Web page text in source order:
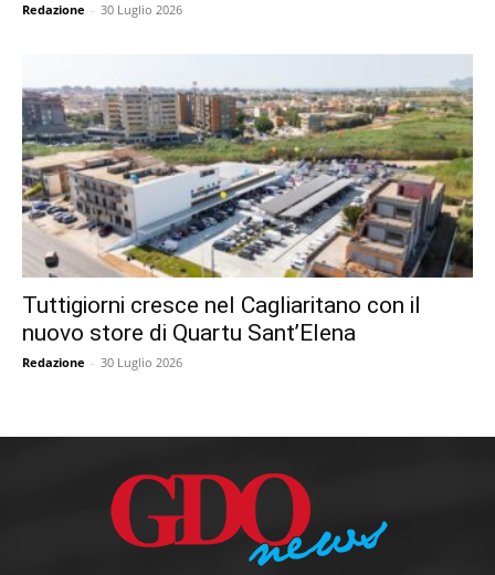
Redazione - 30 Luglio 2026
Tuttigiorni cresce nel Cagliaritano con il
nuovo store di Quartu Sant’Elena
Redazione - 30 Luglio 2026